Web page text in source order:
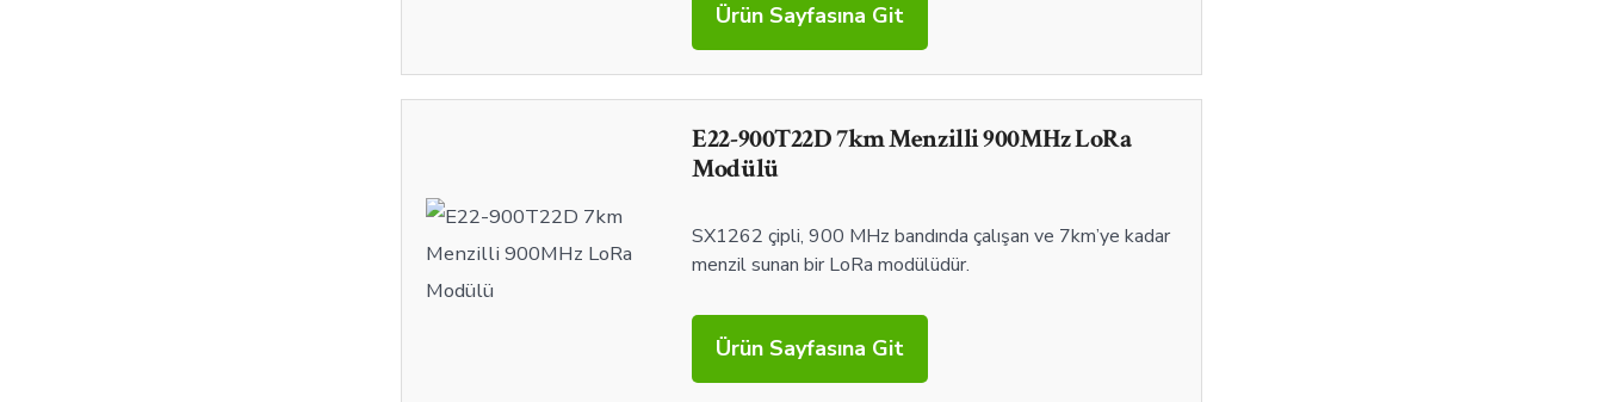
Ürün Sayfasına Git
E22-900T22D 7km Menzilli 900MHz LoRa
Modülü
SX1262 çipli, 900 MHz bandında çalışan ve 7km’ye kadar
menzil sunan bir LoRa modülüdür.
Ürün Sayfasına Git